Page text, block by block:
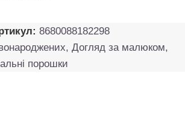
8680088182298
, Догляд за малюком,
порошки